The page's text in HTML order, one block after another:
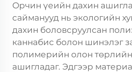
Орчин үеийн дахин
сайманууд нь экологийн
дахин боловсруулсан
каннабис болон шинэлэг
полимерийн олон
ашигладаг. Эдгээр